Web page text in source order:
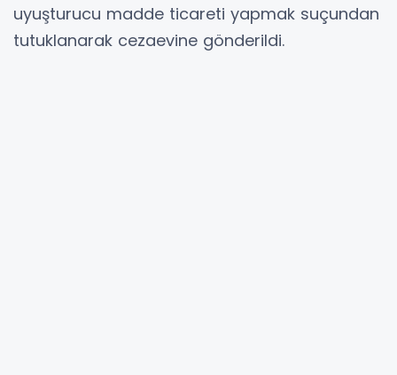
uyuşturucu madde ticareti yapmak suçundan
tutuklanarak cezaevine gönderildi.